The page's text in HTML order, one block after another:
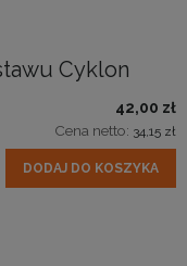
Cyklon
42,00 zł
Cena netto: 34,15 zł
DODAJ DO KOSZYKA